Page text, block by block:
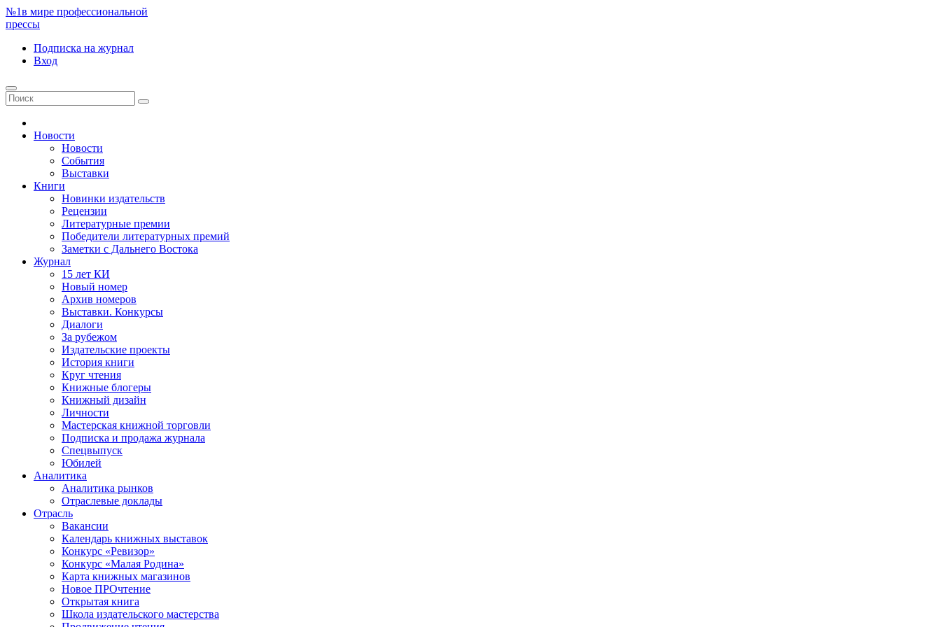
№1в мире профессиональной
прессы
Подписка на журнал
Вход
Новости
Новости
События
Выставки
Книги
Новинки издательств
Рецензии
Литературные премии
Победители литературных премий
Заметки с Дальнего Востока
Журнал
15 лет КИ
Новый номер
Архив номеров
Выставки. Конкурсы
Диалоги
За рубежом
Издательские проекты
История книги
Круг чтения
Книжные блогеры
Книжный дизайн
Личности
Мастерская книжной торговли
Подписка и продажа журнала
Спецвыпуск
Юбилей
Аналитика
Аналитика рынков
Отраслевые доклады
Отрасль
Вакансии
Календарь книжных выставок
Конкурс «Ревизор»
Конкурс «Малая Родина»
Карта книжных магазинов
Новое ПРОчтение
Открытая книга
Школа издательского мастерства